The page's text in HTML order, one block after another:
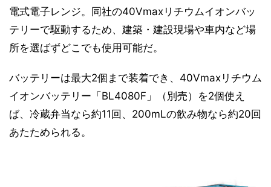
電式電子レンジ。同社の40Vmaxリチウムイオンバッ
テリーで駆動するため、建築・建設現場や車内など場
所を選ばずどこでも使用可能だ。
バッテリーは最大2個まで装着でき、40Vmaxリチウム
イオンバッテリー「BL4080F」（別売）を2個使え
ば、冷蔵弁当なら約11回、200mLの飲み物なら約20回
あたためられる。